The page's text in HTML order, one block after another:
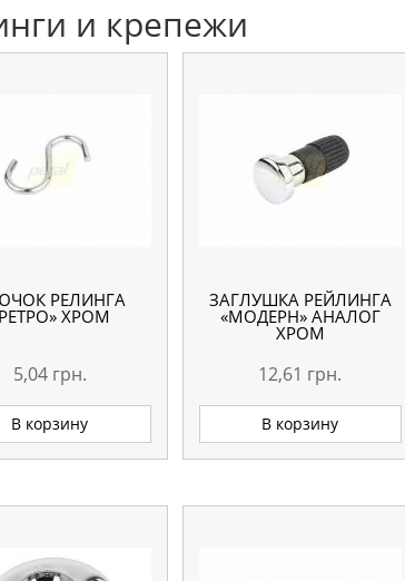
и крепежи
РЕЛИНГА
ХРОМ
5,04 грн.
В корзину
ЗАГЛУШКА РЕЙЛИНГА
«МОДЕРН» АНАЛОГ
ХРОМ
12,61 грн.
В корзину